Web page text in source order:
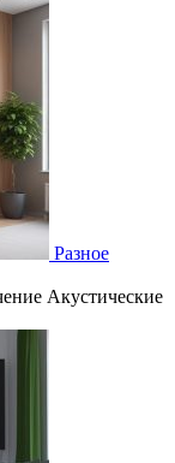
Разное
Акустические